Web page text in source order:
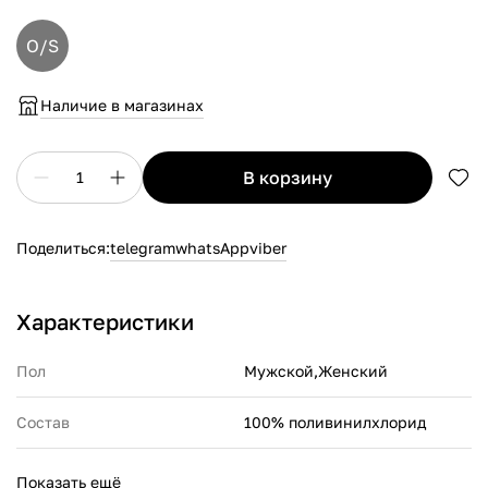
O/S
Наличие в магазинах
1 в корзину
Поделиться:telegramwhatsAppviber
Характеристики
Пол Мужской,Женский
Состав 100% поливинилхлорид
Производитель
Показать ещё